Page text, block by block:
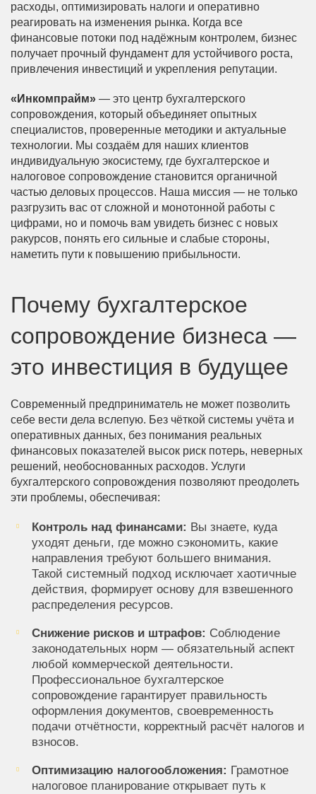
расходы, оптимизировать налоги и оперативно
реагировать на изменения рынка. Когда все
финансовые потоки под надёжным контролем, бизнес
получает прочный фундамент для устойчивого роста,
привлечения инвестиций и укрепления репутации.
«Инкомпрайм» — это центр бухгалтерского
сопровождения, который объединяет опытных
специалистов, проверенные методики и актуальные
технологии. Мы создаём для наших клиентов
индивидуальную экосистему, где бухгалтерское и
налоговое сопровождение становится органичной
частью деловых процессов. Наша миссия — не только
разгрузить вас от сложной и монотонной работы с
цифрами, но и помочь вам увидеть бизнес с новых
ракурсов, понять его сильные и слабые стороны,
наметить пути к повышению прибыльности.
Почему бухгалтерское
сопровождение бизнеса —
это инвестиция в будущее
Современный предприниматель не может позволить
себе вести дела вслепую. Без чёткой системы учёта и
оперативных данных, без понимания реальных
финансовых показателей высок риск потерь, неверных
решений, необоснованных расходов. Услуги
бухгалтерского сопровождения позволяют преодолеть
эти проблемы, обеспечивая:
Контроль над финансами: Вы знаете, куда
уходят деньги, где можно сэкономить, какие
направления требуют большего внимания.
Такой системный подход исключает хаотичные
действия, формирует основу для взвешенного
распределения ресурсов.
Снижение рисков и штрафов: Соблюдение
законодательных норм — обязательный аспект
любой коммерческой деятельности.
Профессиональное бухгалтерское
сопровождение гарантирует правильность
оформления документов, своевременность
подачи отчётности, корректный расчёт налогов и
взносов.
Оптимизацию налогообложения: Грамотное
налоговое планирование открывает путь к